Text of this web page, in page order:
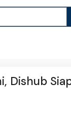
Dishub